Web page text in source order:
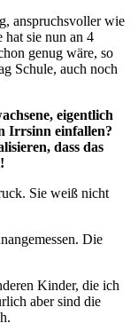
anspruchsvoller wie
hat sie nun an 4
genug wäre, so
Schule, auch noch
eigentlich
Irrsinn einfallen?
dass das
Sie weiß nicht
Die
Kinder, die ich
aber sind die